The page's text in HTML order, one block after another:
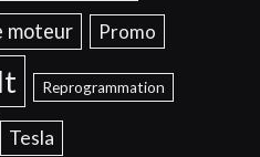
moteur Promo
Reprogrammation
Tesla